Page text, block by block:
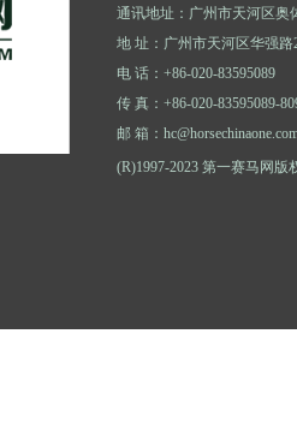
通讯地址：广州市天河区奥
地 址：广州市天河区华强路
电 话：+86-020-83595089
传 真：+86-020-83595089-
邮 箱：
(R)1997-2023 第一赛马网版